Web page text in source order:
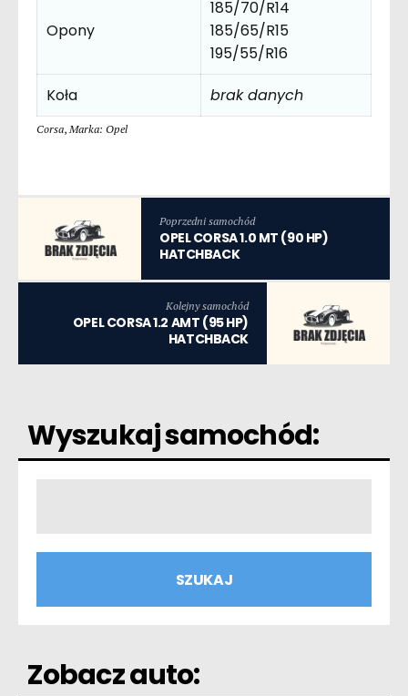
Opony
185/70/R14
185/65/R15
195/55/R16
Koła
brak danych
Corsa, Marka: Opel
Poprzedni samochód
OPEL CORSA 1.0 MT (90 HP)
HATCHBACK
Kolejny samochód
OPEL CORSA 1.2 AMT (95 HP)
HATCHBACK
Wyszukaj samochód:
Zobacz auto: